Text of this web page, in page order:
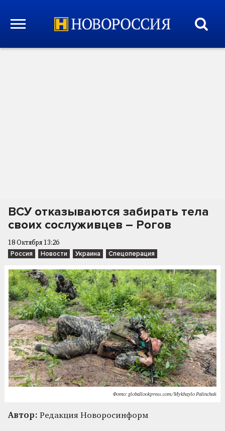
ВСУ отказываются забирать тела
своих сослуживцев – Рогов
18 Октября 13:26
Россия Новости Украина Спецоперация
Фото: globallookpress.com/Mykhaylo Palinchak
Автор: Редакция Новоросинформ